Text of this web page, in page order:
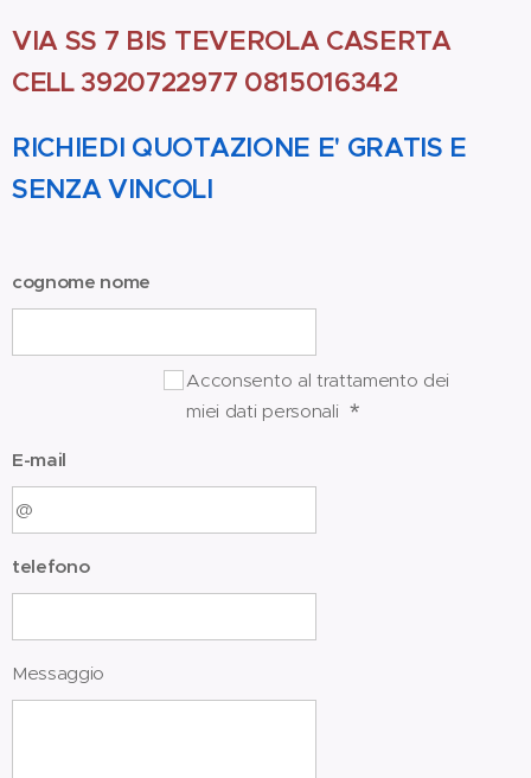
VIA SS 7 BIS TEVEROLA CASERTA
CELL 3920722977 0815016342
RICHIEDI QUOTAZIONE E' GRATIS E
SENZA VINCOLI
cognome nome
Acconsento al trattamento dei
miei dati personali
E-mail
telefono
Messaggio